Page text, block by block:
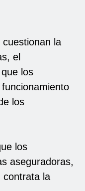
la
el
los
los
los
aseguradoras,
contrata la